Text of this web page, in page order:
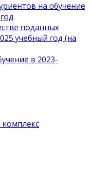
на обучение
поданных
учебный год (на
в 2023-